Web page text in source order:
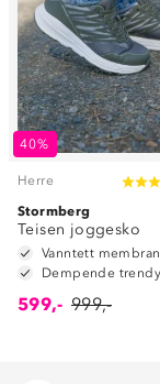
40%
Herre
Stormberg
Teisen joggesko
Vanntett membran
599,- 999,-